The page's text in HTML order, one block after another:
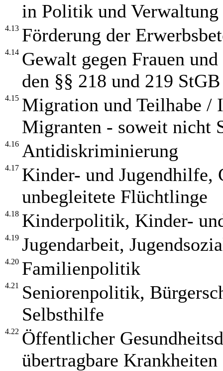
in Politik und Verwaltung
4.13 Förderung der
4.14 Gewalt gegen Frauen
den §§ 218 und 219 StGB
4.15 Migration und Teilhabe /
Migranten - soweit nicht
4.16 Antidiskriminierung
4.17 Kinder- und Jugendhilfe,
unbegleitete Flüchtlinge
4.18 Kinderpolitik, Kinder-
4.19 Jugendarbeit,
4.20 Familienpolitik
4.21
Seniorenpolitik,
Selbsthilfe
4.22 Öffentlicher
übertragbare Krankheiten